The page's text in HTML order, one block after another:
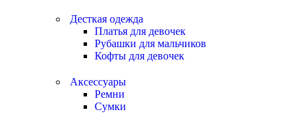
Десткая одежда
Платья для девочек
Рубашки для мальчиков
Кофты для девочек
Аксессуары
Ремни
Сумки